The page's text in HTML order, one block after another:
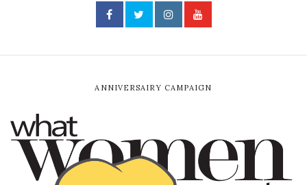
ANNIVERSAIRY CAMPAIGN